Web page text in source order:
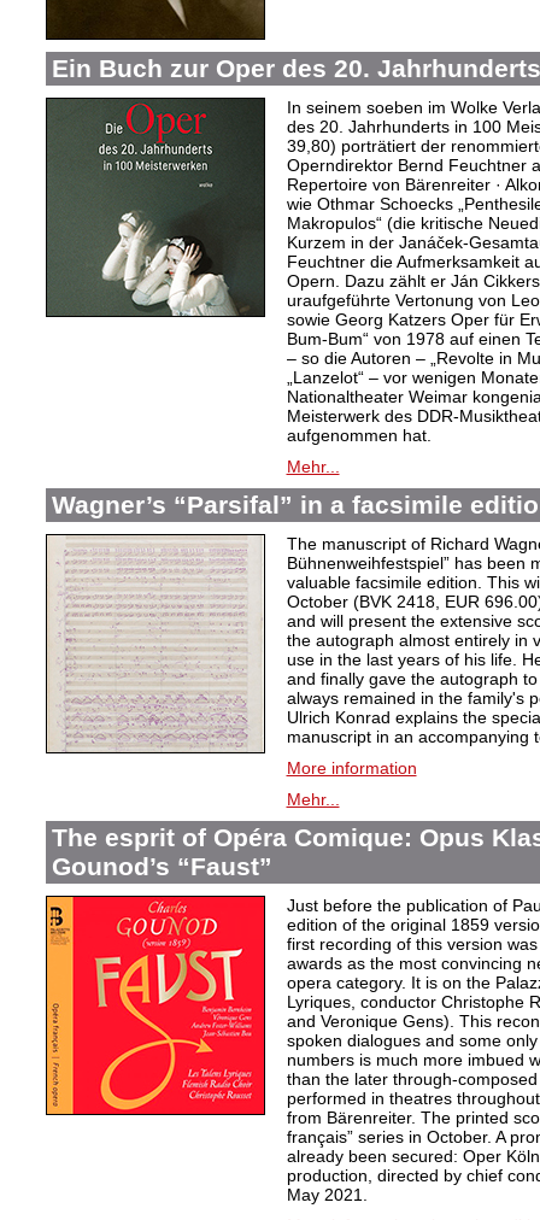
Ein Buch zur Oper des 20. Jahrhunderts
In seinem soeben im Wolke
des 20. Jahrhunderts in 100
39,80) porträtiert der
Operndirektor Bernd Feuchtner
Repertoire von Bärenreiter ·
wie Othmar Schoecks
Makropulos“ (die kritische
Kurzem in der Janáček-
Feuchtner die Aufmerksamkeit
Opern. Dazu zählt er Ján
uraufgeführte Vertonung von
sowie Georg Katzers Oper für
Bum-Bum“ von 1978 auf einen
– so die Autoren – „Revolte in
„Lanzelot“ – vor wenigen
Nationaltheater Weimar
Meisterwerk des DDR-
aufgenommen hat.
Mehr...
Wagner’s “Parsifal” in a facsimile
The manuscript of Richard
Bühnenweihfestspiel” has been
valuable facsimile edition. This
October (BVK 2418, EUR
and will present the extensive
the autograph almost entirely in
use in the last years of his life.
and finally gave the autograph
always remained in the family's
Ulrich Konrad explains the
manuscript in an accompanying
More information
Mehr...
The esprit of Opéra Comique: Opus
Gounod’s “Faust”
Just before the publication of
edition of the original 1859
first recording of this version
awards as the most convincing
opera category. It is on the
Lyriques, conductor Christophe
and Veronique Gens). This
spoken dialogues and some
numbers is much more imbued
than the later through-
performed in theatres
from Bärenreiter. The printed
français” series in October. A
already been secured: Oper
production, directed by chief
May 2021.